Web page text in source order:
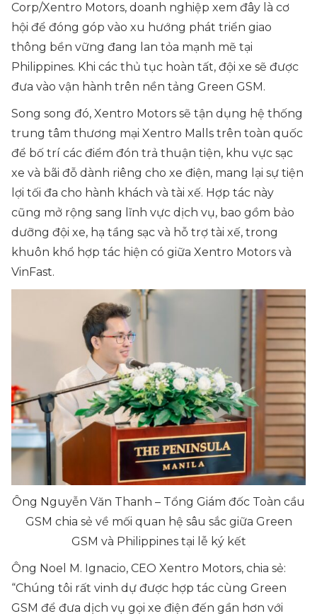
Corp/Xentro Motors, doanh nghiệp xem đây là cơ
hội để đóng góp vào xu hướng phát triển giao
thông bền vững đang lan tỏa mạnh mẽ tại
Philippines. Khi các thủ tục hoàn tất, đội xe sẽ được
đưa vào vận hành trên nền tảng Green GSM.
Song song đó, Xentro Motors sẽ tận dụng hệ thống
trung tâm thương mại Xentro Malls trên toàn quốc
để bố trí các điểm đón trả thuận tiện, khu vực sạc
xe và bãi đỗ dành riêng cho xe điện, mang lại sự tiện
lợi tối đa cho hành khách và tài xế. Hợp tác này
cũng mở rộng sang lĩnh vực dịch vụ, bao gồm bảo
dưỡng đội xe, hạ tầng sạc và hỗ trợ tài xế, trong
khuôn khổ hợp tác hiện có giữa Xentro Motors và
VinFast.
Ông Nguyễn Văn Thanh – Tổng Giám đốc Toàn cầu
GSM chia sẻ về mối quan hệ sâu sắc giữa Green
GSM và Philippines tại lễ ký kết
Ông Noel M. Ignacio, CEO Xentro Motors, chia sẻ:
“Chúng tôi rất vinh dự được hợp tác cùng Green
GSM để đưa dịch vụ gọi xe điện đến gần hơn với